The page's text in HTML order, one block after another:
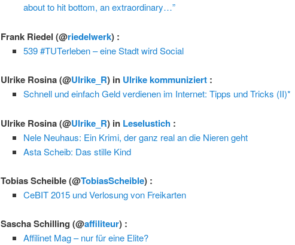
about to hit bottom, an extraordinary…”
Frank Riedel(@riedelwerk) :
539 #TUTerleben – eine Stadt wird Social
Ulrike Rosina(@Ulrike_R) in Ulrike kommuniziert :
Schnell und einfach Geld verdienen im Internet: Tipps und Tricks (II)*
Ulrike Rosina(@Ulrike_R) in Leselustich :
Nele Neuhaus: Ein Krimi, der ganz real an die Nieren geht
Asta Scheib: Das stille Kind
Tobias Scheible(@TobiasScheible) :
CeBIT 2015 und Verlosung von Freikarten
Sascha Schilling(@affiliteur) :
Affilinet Mag – nur für eine Elite?